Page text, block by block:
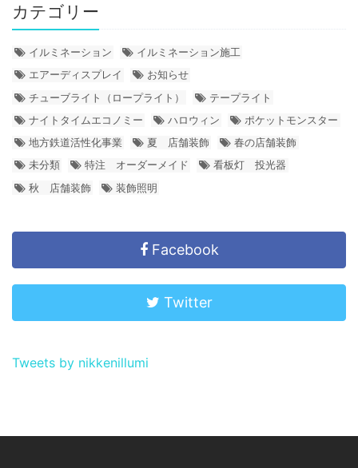
カテゴリー
イルミネーション
イルミネーション施工
エアーディスプレイ
お知らせ
チューブライト（ロープライト）
テープライト
ナイトタイムエコノミー
ハロウィン
ポケットモンスター
地方鉄道活性化事業
夏 店舗装飾
春の店舗装飾
未分類
特注 オーダーメイド
看板灯 投光器
秋 店舗装飾
装飾照明
Facebook
Twitter
Tweets by nikkenillumi